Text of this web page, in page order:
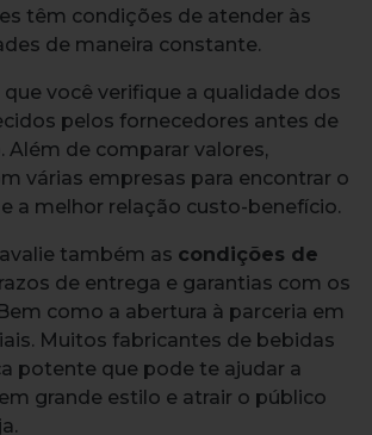
têm condições de atender às
de maneira constante.
você verifique a qualidade dos
pelos fornecedores antes de
Além de comparar valores,
várias empresas para encontrar o
e a melhor relação custo-benefício.
também as condições de
de entrega e garantias com os
como a abertura à parceria em
Muitos fabricantes de bebidas
potente que pode te ajudar a
grande estilo e atrair o público